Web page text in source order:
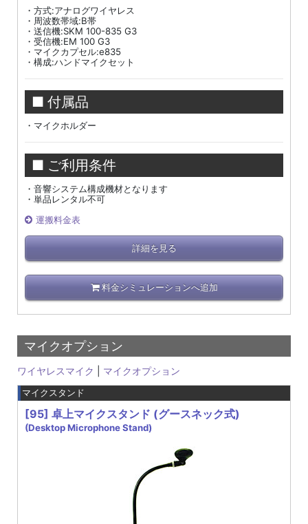
・方式:アナログワイヤレス
・周波数帯域:B帯
・送信機:SKM 100-835 G3
・受信機:EM 100 G3
・マイクカプセル:e835
・構成:ハンドマイクセット
■ 付属品
・マイクホルダー
■ ご利用条件
・音響システム構成機材となります
・単品レンタル不可
運搬料金表
詳細を見る
料金シミュレーションへ追加
マイクオプション
ワイヤレスマイク マイクオプション
マイクスタンド
[95] 卓上マイクスタンド (グースネック式)
(Desktop Microphone Stand)